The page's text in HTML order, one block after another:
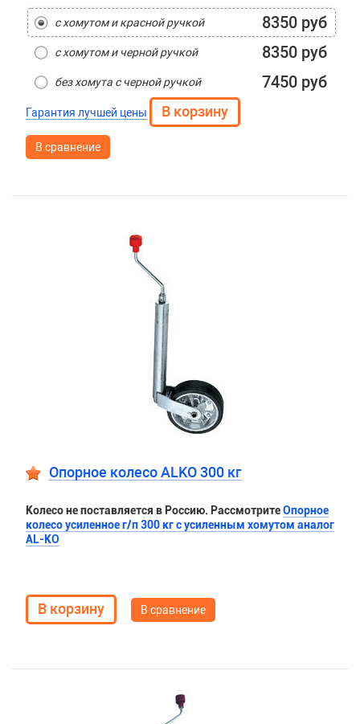
с хомутом и красной ручкой 8350 руб
с хомутом и черной ручкой 8350 руб
без хомута с черной ручкой 7450 руб
Гарантия лучшей цены
В сравнение
Опорное колесо ALKO 300 кг
Колесо не поставляется в Россию. РассмотритеОпорное
колесо усиленное г/п 300 кг с усиленным хомутом аналог
AL-KO
В сравнение